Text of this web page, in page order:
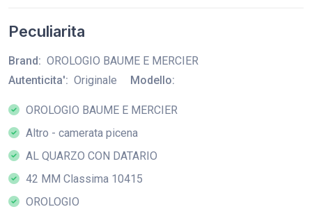
Peculiarita
Brand: OROLOGIO BAUME E MERCIER
Autenticita': Originale Modello:
OROLOGIO BAUME E MERCIER
Altro - camerata picena
AL QUARZO CON DATARIO
42 MM Classima 10415
OROLOGIO